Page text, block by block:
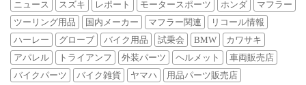
ニュース
スズキ レポート モータースポーツ ホンダ
マフラー
ツーリング用品
国内メーカー マフラー関連
リコール情報
ハーレー
グローブ バイク用品 試乗会 BMW
カワサキ
アパレル
トライアンフ 外装パーツ ヘルメット
車両販売店
バイクパーツ
バイク雑貨 ヤマハ 用品パーツ販売店